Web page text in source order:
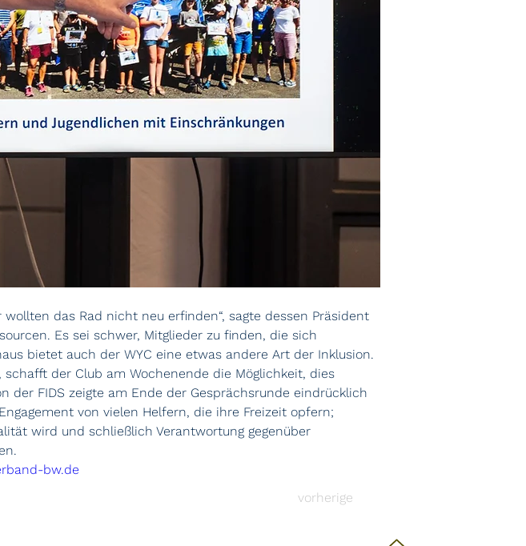
das Rad nicht neu erfinden“, sagte dessen Präsident
Es sei schwer, Mitglieder zu finden, die sich
bietet auch der WYC eine etwas andere Art der Inklusion.
der Club am Wochenende die Möglichkeit, dies
der FIDS zeigte am Ende der Gesprächsrunde eindrücklich
von vielen Helfern, die ihre Freizeit opfern;
wird und schließlich Verantwortung gegenüber
bw.de
vorherige